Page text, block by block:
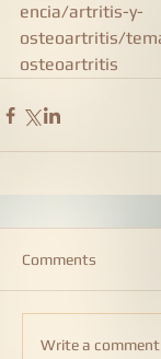
encia/artritis-y-
osteoartritis/
osteoartritis
Comments
Write a